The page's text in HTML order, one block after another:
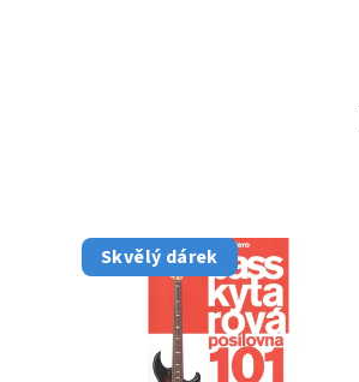
Skvělý dárek